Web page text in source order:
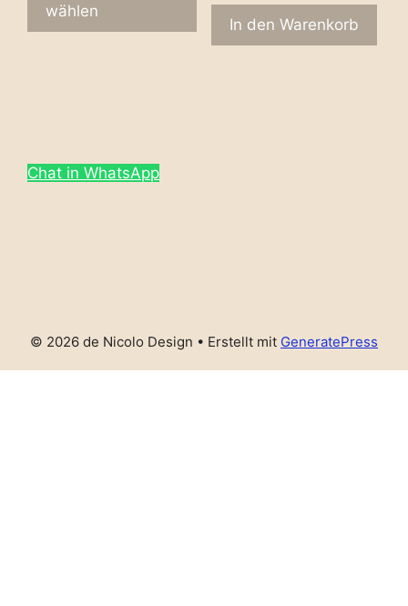
wählen
In den Warenkorb
Chat in WhatsApp
© 2026 de Nicolo Design • Erstellt mit GeneratePress